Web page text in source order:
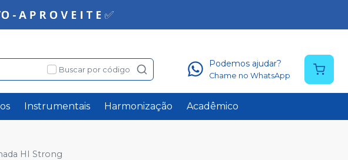
Buscar por código
Podemos ajudar?
Chame no WhatsApp
Instrumentais Harmonização Acadêmico
HI Strong